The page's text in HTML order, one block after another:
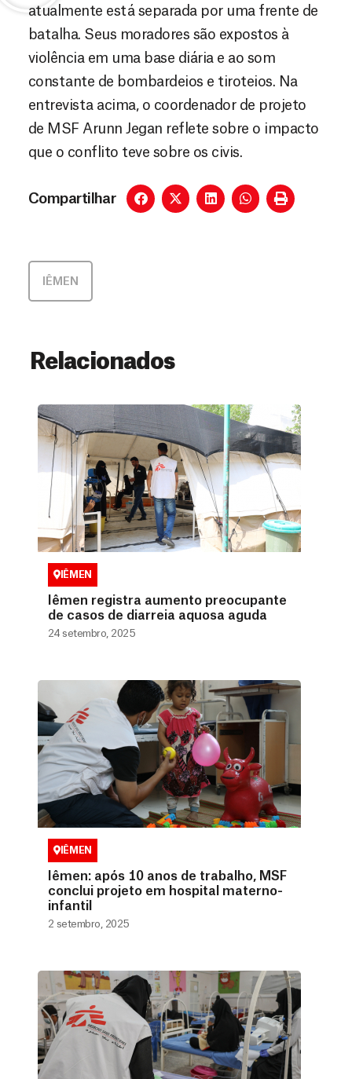
atualmente está separada por uma frente de
batalha. Seus moradores são expostos à
violência em uma base diária e ao som
constante de bombardeios e tiroteios. Na
entrevista acima, o coordenador de projeto
de MSF Arunn Jegan reflete sobre o impacto
que o conflito teve sobre os civis.
Compartilhar
IÊMEN
Relacionados
IÊMEN
Iêmen registra aumento preocupante
de casos de diarreia aquosa aguda
24 setembro, 2025
IÊMEN
Iêmen: após 10 anos de trabalho, MSF
conclui projeto em hospital materno-
infantil
2 setembro, 2025